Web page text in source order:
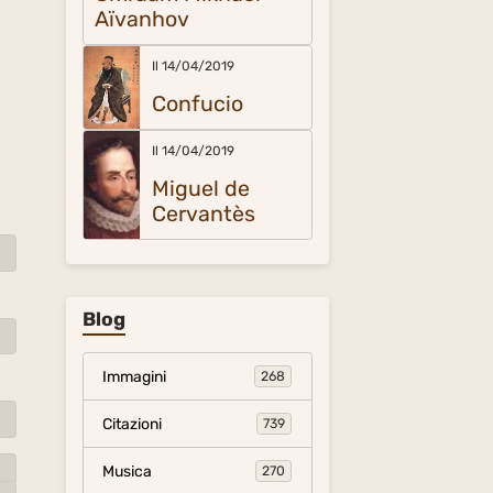
Aïvanhov
Il 14/04/2019
Confucio
Il 14/04/2019
Miguel de
Cervantès
Blog
Immagini 268
Citazioni 739
Musica 270